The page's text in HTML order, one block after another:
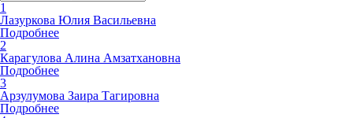
1
Лазуркова Юлия Васильевна
Подробнее
2
Карагулова Алина Амзатхановна
Подробнее
3
Арзулумова Заира Тагировна
Подробнее